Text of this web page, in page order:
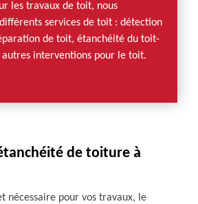
les travaux de toit, nous
services de toit : détection
de toit, étanchéité du toit-
interventions pour le toit.
de toiture à
nécessaire pour vos travaux, le